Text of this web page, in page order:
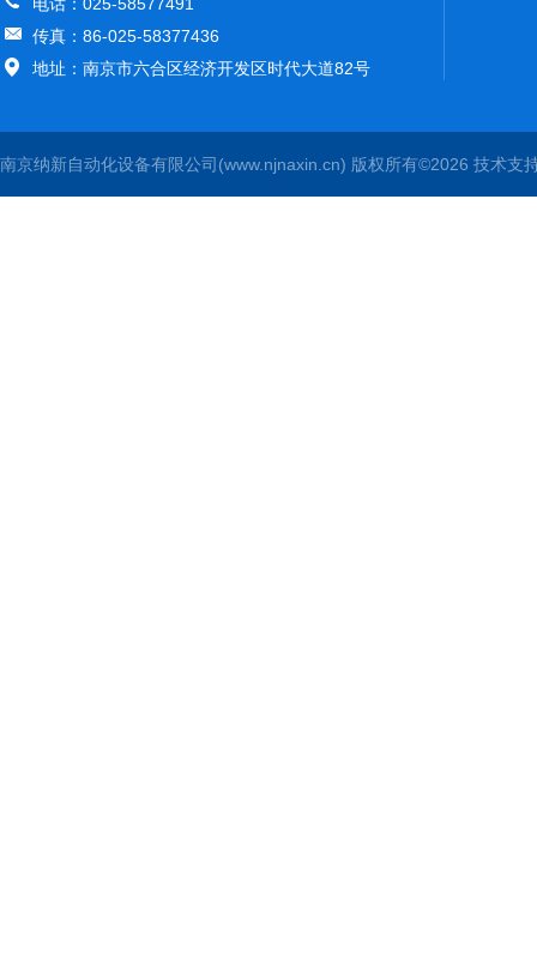
传真：86-025-58377436
地址：南京市六合区经济开发区时代大道82号
南京纳新自动化设备有限公司(www.njnaxin.cn) 版权所有©2026 技术支